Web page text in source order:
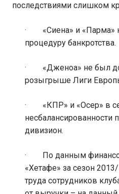
последствиями слишком
· «Сиена» и «Парма»
процедуру банкротства.
· «Дженоа» не был
розыгрыше Лиги
· «КПР» и «Осер» в
несбалансированности
дивизион.
· По данным
«Хетафе» за сезон
труда сотрудников